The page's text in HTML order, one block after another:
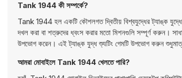
Tank 1944 কী সম্পর্কে?
Tank 1944 হল একটি কৌশলগত দ্বিতীয় বিশ্বযুদ্ধের ট্যাঙ্ক যুদ্ধের
দখল করা বা শত্রুদের ধ্বংস করার মতো মিশনগুলি সম্পূর্ণ করুন।
উপভোগ করেন। এই ট্যাঙ্ক যুদ্ধ শ্যুটিং গেমটি উপভোগ করুন
আমরা মোবাইলে Tank 1944 খেলতে পারি?